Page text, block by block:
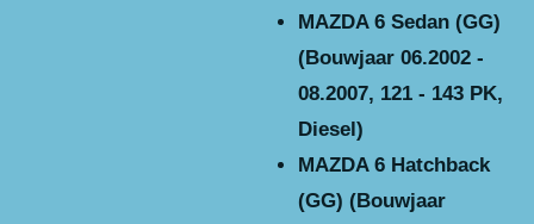
MAZDA 6 Sedan (GG)
(Bouwjaar 06.2002 -
08.2007, 121 - 143 PK,
Diesel)
MAZDA 6 Hatchback
(GG) (Bouwjaar